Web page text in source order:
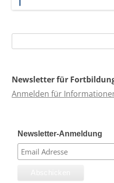
nach:
Newsletter für
Anmelden für
Newsletter-Anmeldung